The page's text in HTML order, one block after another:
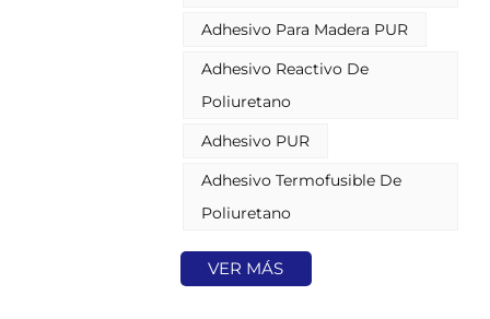
humedad ambiental,
polimérica termoestable
duradera. Esto resulta en una
los productos químicos y a los
una resistencia a la tracción
superior y una fiabilidad a largo
plazo para las aplicaciones
Adhesivo Para Madera PUR
Adhesivo Reactivo De
Poliuretano
Adhesivo PUR
Adhesivo Termofusible De
Poliuretano
VER MÁS